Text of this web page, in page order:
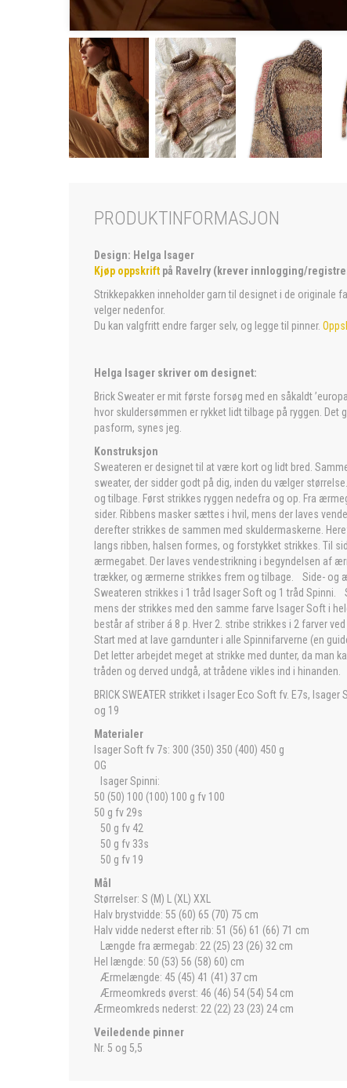
PRODUKTINFORMASJON
Design: Helga Isager
Kjøp oppskrift på Ravelry (krever innlogging/
Strikkepakken inneholder garn til designet i de originale
velger nedenfor.
Du kan valgfritt endre farger selv, og legge til pinner.
Helga Isager skriver om designet:
Brick Sweater er mit første forsøg med en såkaldt
hvor skuldersømmen er rykket lidt tilbage på ryggen. Det
pasform, synes jeg.
Konstruksjon
Sweateren er designet til at være kort og lidt bred.
sweater, der sidder godt på dig, inden du vælger
og tilbage. Først strikkes ryggen nedefra og op. Fra
sider. Ribbens masker sættes i hvil, mens der laves
derefter strikkes de sammen med skuldermaskerne.
langs ribben, halsen formes, og forstykket strikkes. Til
ærmegabet. Der laves vendestrikning i begyndelsen af
trækker, og ærmerne strikkes frem og tilbage. Side- og
Sweateren strikkes i 1 tråd Isager Soft og 1 tråd Spinni.
mens der strikkes med den samme farve Isager Soft i
består af striber á 8 p. Hver 2. stribe strikkes i 2 farver
Start med at lave garndunter i alle Spinnifarverne (en
Det letter arbejdet meget at strikke med dunter, da man
tråden og derved undgå, at trådene vikles ind i hinanden.
BRICK SWEATER strikket i Isager Eco Soft fv. E7s, Isager
og 19
Materialer
Isager Soft fv 7s: 300 (350) 350 (400) 450 g
OG
Isager Spinni:
50 (50) 100 (100) 100 g fv 100
50 g fv 29s
50 g fv 42
50 g fv 33s
50 g fv 19
Mål
Størrelser: S (M) L (XL) XXL
Halv brystvidde: 55 (60) 65 (70) 75 cm
Halv vidde nederst efter rib: 51 (56) 61 (66) 71 cm
Længde fra ærmegab: 22 (25) 23 (26) 32 cm
Hel længde: 50 (53) 56 (58) 60) cm
Ærmelængde: 45 (45) 41 (41) 37 cm
Ærmeomkreds øverst: 46 (46) 54 (54) 54 cm
Ærmeomkreds nederst: 22 (22) 23 (23) 24 cm
Veiledende pinner
Nr. 5 og 5,5